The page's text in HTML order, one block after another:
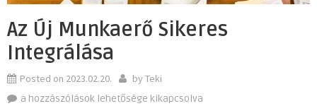
Az Új Munkaerő Sikeres
Integrálása
Posted on 2023.02.20. by Teki
Az
a hozzászólások lehetősége kikapcsolva